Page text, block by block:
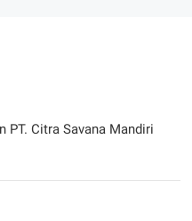
PT. Citra Savana Mandiri